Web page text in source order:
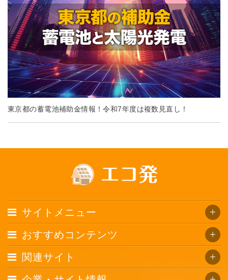
東京都の蓄電池補助金情報！令和7年度は複数見直し！
サイトメニュー
おすすめコンテンツ
関連サイト